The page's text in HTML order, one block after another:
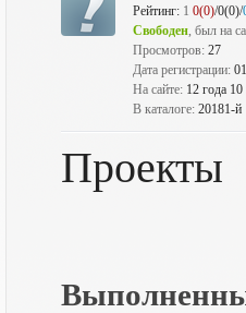
Рейтинг: 1 0(0)/0(0)/
Свободен, был на
Просмотров: 27
Дата регистрации:
На сайте: 12 года
В каталоге: 20181-й
Проекты